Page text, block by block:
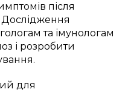
після
та імунологам
і розробити
для